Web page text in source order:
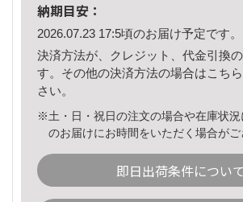
納期目安：
2026.07.23 17:5頃のお届け予定です。
決済方法が、クレジット、代金引換
す。その他の決済方法の場合はこちら
さい。
※土・日・祝日の注文の場合や在庫状況
のお届けにお時間をいただく場合がご
即日出荷条件について